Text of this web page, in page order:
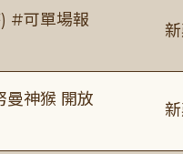
) #可單場報
曼神猴 開放